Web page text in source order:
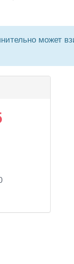
может